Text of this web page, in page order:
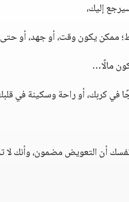
إليك،
ممكن يكون وقت، أو جهد، أو حتى
مالًا…
في كربك، أو راحة وسكينة في
أن التعويض مضمون، وأنك لا